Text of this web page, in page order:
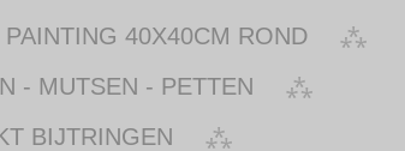
40X40CM ROND
- MUTSEN - PETTEN
BIJTRINGEN